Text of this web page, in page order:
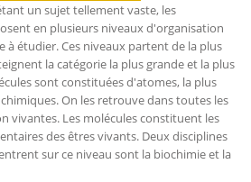
un sujet tellement vaste, les
en plusieurs niveaux d'organisation
à étudier. Ces niveaux partent de la plus
la catégorie la plus grande et la plus
sont constituées d'atomes, la plus
On les retrouve dans toutes les
vivantes. Les molécules constituent les
des êtres vivants. Deux disciplines
sur ce niveau sont la biochimie et la